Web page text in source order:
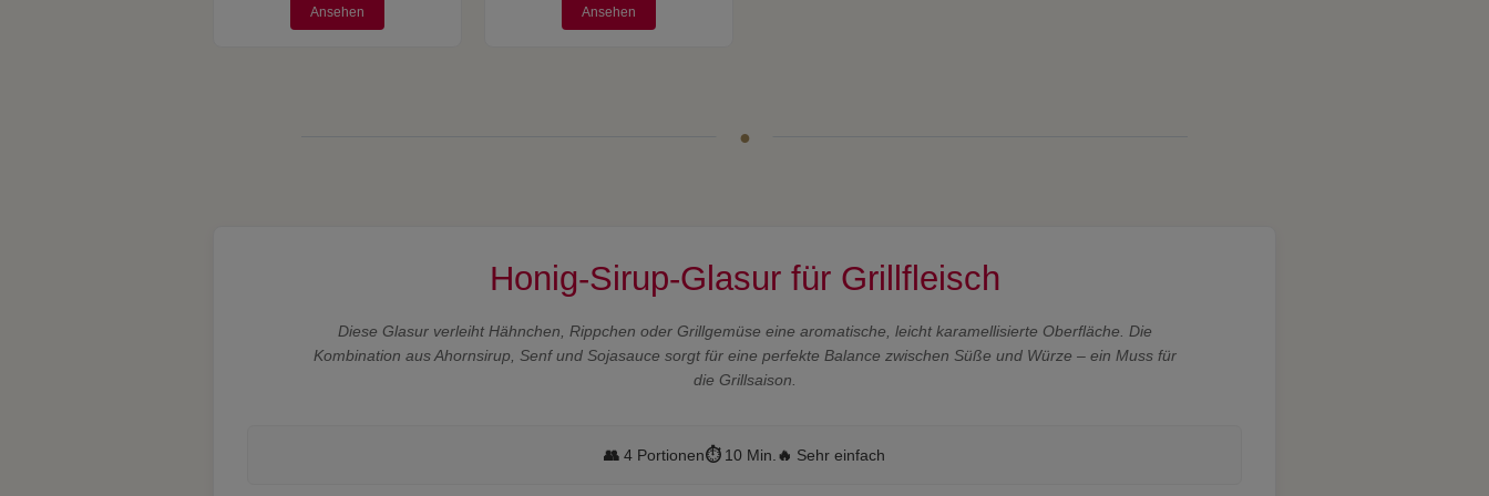
Ansehen Ansehen
Honig-Sirup-Glasur für Grillfleisch
Diese Glasur verleiht Hähnchen, Rippchen oder Grillgemüse eine aromatische, leicht karamellisierte Oberfläche. Die
Kombination aus Ahornsirup, Senf und Sojasauce sorgt für eine perfekte Balance zwischen Süße und Würze – ein Muss für
die Grillsaison.
👥 4 Portionen⏱️10 Min.🔥 Sehr einfach